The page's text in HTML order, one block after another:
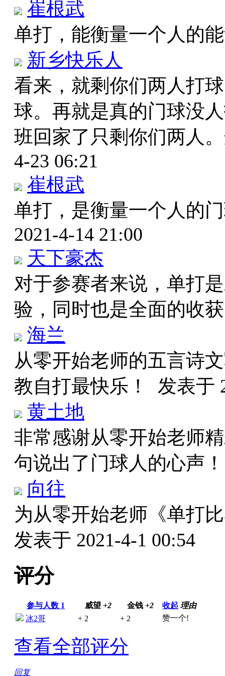
崔根武
单打，能衡量一个人的
新乡快乐人
看来，就剩你们两人打
球。再就是真的门球没
班回家了只剩你们两人
4-23 06:21
崔根武
单打，是衡量一个人的
2021-4-14 21:00
天下豪杰
对于参赛者来说，单打
验，同时也是全面的收
海兰
从零开始老师的五言诗
教自打最快乐！ 发表于
黄土地
非常感谢从零开始老师
句说出了门球人的心声
向往
为从零开始老师《单打
发表于 2021-4-1 00:54
评分
参与人数 1 威望 +2 金钱 +2 收起 理由
冰2哥
+ 2 + 2 赞一个!
查看全部评分
回复